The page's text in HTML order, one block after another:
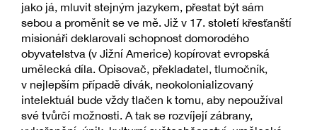
jako já, mluvit stejným jazykem, přestat být sám
sebou a proměnit se ve mě. Již v 17. století křesťanští
misionáři deklarovali schopnost domorodého
obyvatelstva (v Jižní Americe) kopírovat evropská
umělecká díla. Opisovač, překladatel, tlumočník,
v nejlepším případě divák, neokolonializovaný
intelektuál bude vždy tlačen k tomu, aby nepoužíval
své tvůrčí možnosti. A tak se rozvíjejí zábrany,